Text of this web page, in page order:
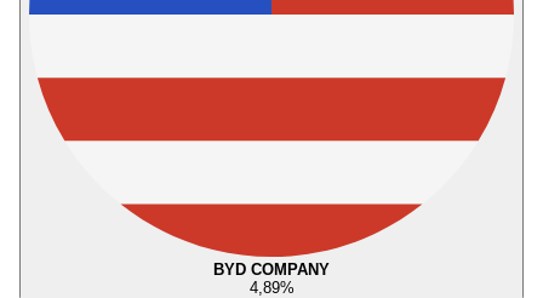
BYD COMPANY
4,89%